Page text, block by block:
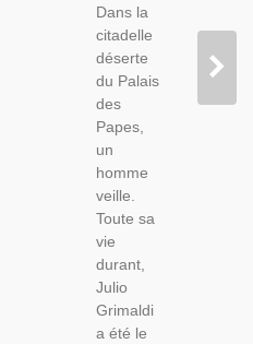
Dans la
citadelle
déserte
du Palais
des
Papes,
un
homme
veille.
Toute sa
vie
durant,
Julio
Grimaldi
a été le